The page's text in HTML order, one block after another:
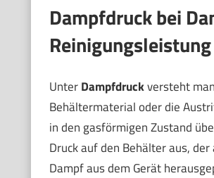
Dampfdruck bei
Reinigungsleistung
UnterDampfdruckversteht
Behältermaterial oder die
in den gasförmigen Zustand
Druck auf den Behälter aus,
Dampf aus dem Gerät